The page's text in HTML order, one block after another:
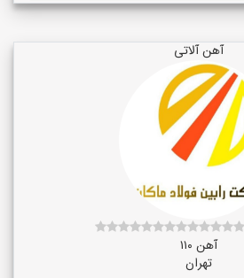
آهن آلاتی
آهن ۱۱۰
تهران